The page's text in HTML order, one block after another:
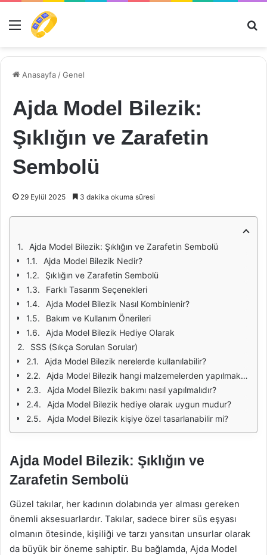
Menü
Anasayfa /Genel
Ajda Model Bilezik:
Şıklığın ve Zarafetin
Sembolü
29 Eylül 2025 3 dakika okuma süresi
Ajda Model Bilezik: Şıklığın ve Zarafetin Sembolü
Ajda Model Bilezik Nedir?
Şıklığın ve Zarafetin Sembolü
Farklı Tasarım Seçenekleri
Ajda Model Bilezik Nasıl Kombinlenir?
Bakım ve Kullanım Önerileri
Ajda Model Bilezik Hediye Olarak
SSS (Sıkça Sorulan Sorular)
Ajda Model Bilezik nerelerde kullanılabilir?
Ajda Model Bilezik hangi malzemelerden yapılmaktadır?
Ajda Model Bilezik bakımı nasıl yapılmalıdır?
Ajda Model Bilezik hediye olarak uygun mudur?
Ajda Model Bilezik kişiye özel tasarlanabilir mi?
Ajda Model Bilezik: Şıklığın ve
Zarafetin Sembolü
Güzel takılar, her kadının dolabında yer alması gereken
önemli aksesuarlardır. Takılar, sadece birer süs eşyası
olmanın ötesinde, kişiliği ve tarzı yansıtan unsurlar olarak
da büyük bir öneme sahiptir. Bu bağlamda, Ajda Model